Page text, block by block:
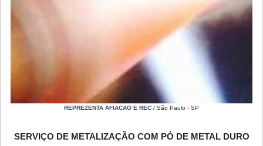
REPREZENTA AFIACAO E REC / São Paulo - SP
SERVIÇO DE METALIZAÇÃO COM PÓ DE METAL DURO